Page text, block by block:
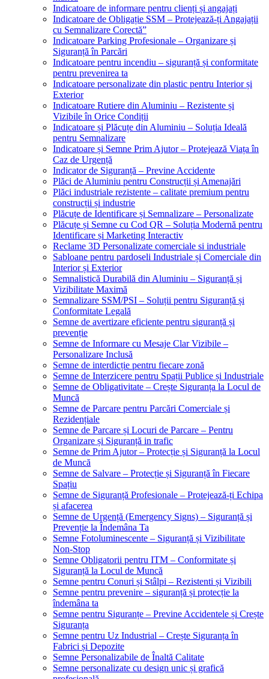
Indicatoare de informare pentru clienți și angajați
Indicatoare de Obligație SSM – Protejează-ți Angajații
cu Semnalizare Corectă”
Indicatoare Parking Profesionale – Organizare și
Siguranță în Parcări
Indicatoare pentru incendiu – siguranță și conformitate
pentru prevenirea ta
Indicatoare personalizate din plastic pentru Interior și
Exterior
Indicatoare Rutiere din Aluminiu – Rezistente și
Vizibile în Orice Condiții
Indicatoare și Plăcuțe din Aluminiu – Soluția Ideală
pentru Semnalizare
Indicatoare și Semne Prim Ajutor – Protejează Viața în
Caz de Urgență
Indicator de Siguranță – Previne Accidente
Plăci de Aluminiu pentru Construcții și Amenajări
Plăci industriale rezistente – calitate premium pentru
construcții și industrie
Plăcuțe de Identificare și Semnalizare – Personalizate
Plăcuțe și Semne cu Cod QR – Soluția Modernă pentru
Identificare și Marketing Interactiv
Reclame 3D Personalizate comerciale si industriale
Sabloane pentru pardoseli Industriale și Comerciale din
Interior și Exterior
Semnalistică Durabilă din Aluminiu – Siguranță și
Vizibilitate Maximă
Semnalizare SSM/PSI – Soluții pentru Siguranță și
Conformitate Legală
Semne de avertizare eficiente pentru siguranță și
prevenție
Semne de Informare cu Mesaje Clar Vizibile –
Personalizare Inclusă
Semne de interdicție pentru fiecare zonă
Semne de Interzicere pentru Spații Publice și Industriale
Semne de Obligativitate – Crește Siguranța la Locul de
Muncă
Semne de Parcare pentru Parcări Comerciale și
Rezidențiale
Semne de Parcare și Locuri de Parcare – Pentru
Organizare și Siguranță in trafic
Semne de Prim Ajutor – Protecție și Siguranță la Locul
de Muncă
Semne de Salvare – Protecție și Siguranță în Fiecare
Spațiu
Semne de Siguranță Profesionale – Protejează-ți Echipa
și afacerea
Semne de Urgență (Emergency Signs) – Siguranță și
Prevenție la Îndemâna Ta
Semne Fotoluminescente – Siguranță și Vizibilitate
Non-Stop
Semne Obligatorii pentru ITM – Conformitate și
Siguranță la Locul de Muncă
Semne pentru Conuri și Stâlpi – Rezistenti și Vizibili
Semne pentru prevenire – siguranță și protecție la
îndemâna ta
Semne pentru Siguranțe – Previne Accidentele și Crește
Siguranța
Semne pentru Uz Industrial – Crește Siguranța în
Fabrici și Depozite
Semne Personalizabile de Înaltă Calitate
Semne personalizate cu design unic și grafică